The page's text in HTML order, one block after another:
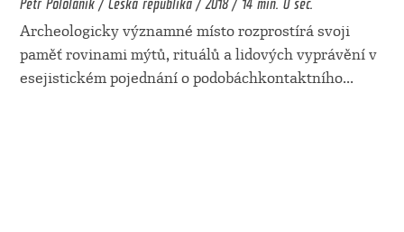
Archeologicky významné místo rozprostírá svoji
paměť rovinami mýtů, rituálů a lidových vyprávění v
esejistickém pojednání o podobáchkontaktního...